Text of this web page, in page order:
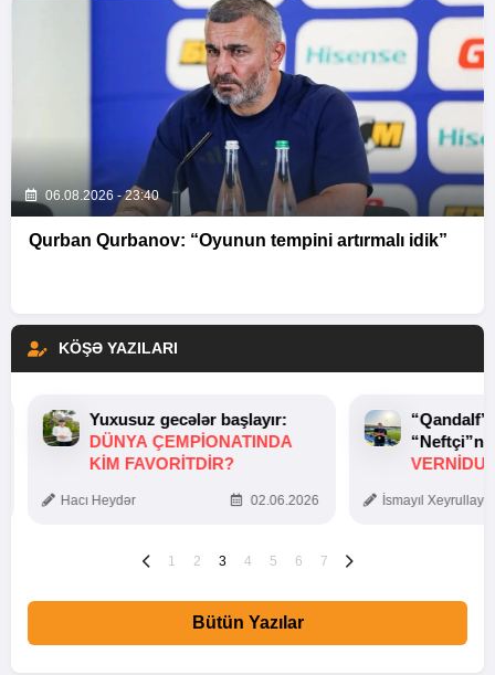
06.08.2026 - 23:40
Qurban Qurbanov: “Oyunun tempini artırmalı idik”
KÖŞƏ YAZILARI
Yuxusuz gecələr başlayır:
DÜNYA ÇEMPIONATINDA
KIM FAVORITDIR?
Hacı Heydər 02.06.2026 İsmayıl
1 2 3 4 5 6 7
Bütün Yazılar